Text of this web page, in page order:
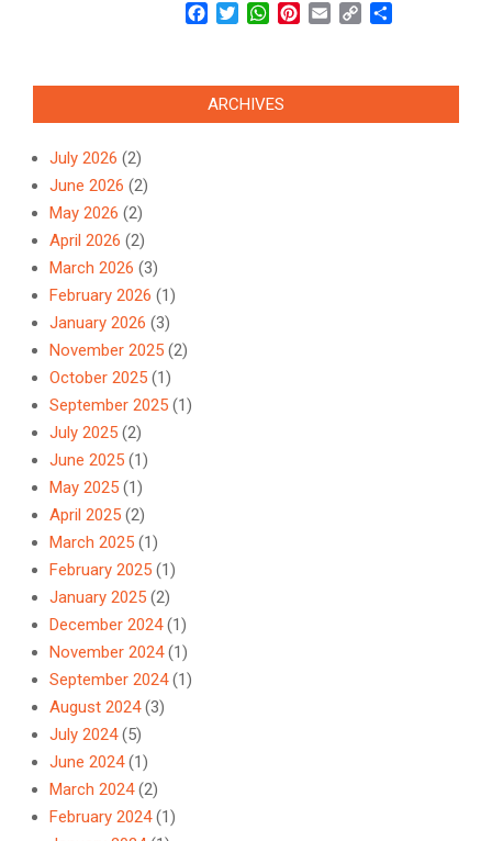
Facebook
TwitterWhatsApp
Pinterest
Email Copy
ARCHIVES
July 2026 (2)
June 2026 (2)
May 2026 (2)
April 2026 (2)
March 2026 (3)
February 2026 (1)
January 2026 (3)
November 2025 (2)
October 2025 (1)
September 2025 (1)
July 2025 (2)
June 2025 (1)
May 2025 (1)
April 2025 (2)
March 2025 (1)
February 2025 (1)
January 2025 (2)
December 2024(1)
November 2024(1)
September 2024(1)
August 2024(3)
July 2024(5)
June 2024(1)
March 2024(2)
February 2024(1)